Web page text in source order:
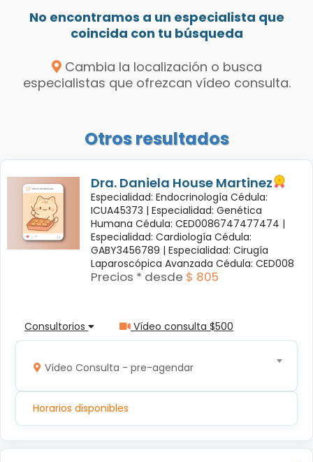
No encontramos a un especialista que
coincida con tu búsqueda
Cambia la localización o busca
especialistas que ofrezcan vídeo consulta.
Otros resultados
Dra. Daniela House Martinez
Especialidad: Endocrinología Cédula:
ICUA45373 | Especialidad: Genética
Humana Cédula: CED0086747477474 |
Especialidad: Cardiología Cédula:
GABY3456789 | Especialidad: Cirugía
Laparoscópica Avanzada Cédula: CED008
Precios * desde $ 805
Consultorios Vídeo consulta $500
Vídeo Consulta - pre-agendar
Horarios disponibles